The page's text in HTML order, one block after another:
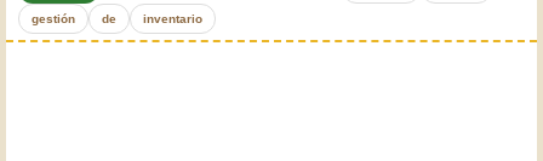
gestión de inventario